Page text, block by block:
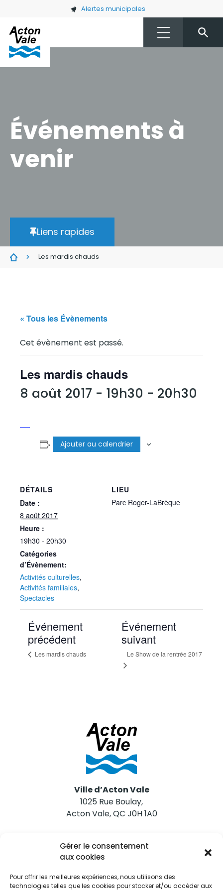
Gérer le consentement
aux cookies
Pour offrir les meilleures expériences, nous utilisons des
technologies telles que les cookies pour stocker et/ou accéder aux
Skip to main content Alertes municipales
Événements à
venir
Liens rapides
Les mardis chauds
« Tous les Évènements
Cet évènement est passé.
Les mardis chauds
8 août 2017 - 19h30 - 20h30
Ajouter au calendrier
DÉTAILS
Date :
8 août 2017
Heure :
19h30 - 20h30
Catégories
d’Évènement:
Activités culturelles,
Activités familiales,
Spectacles
LIEU
Parc Roger-LaBrèque
Événement
précédent
Les mardis chauds
Événement
suivant
Le Show de la rentrée 2017
Ville d’Acton Vale
1025 Rue Boulay,
Acton Vale, QC J0H 1A0
Nous joindre
Tél. 450 546-2703